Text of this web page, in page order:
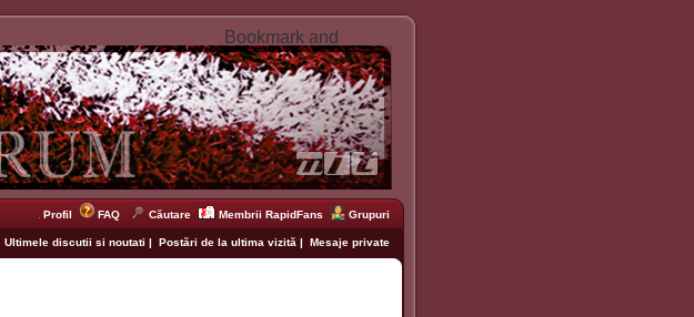
Profil FAQ Căutare Membrii RapidFans Grupuri
Ultimele discutii si noutati | Postări de la ultima vizită | Mesaje private